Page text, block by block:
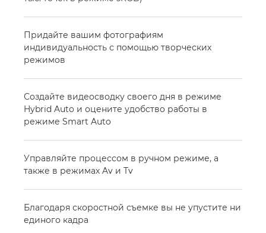
Придайте вашим фотографиям
индивидуальность с помощью творческих
режимов
Создайте видеосводку своего дня в режиме
Hybrid Auto и оцените удобство работы в
режиме Smart Auto
Управляйте процессом в ручном режиме, а
также в режимах Av и Tv
Благодаря скоростной съемке вы не упустите ни
единого кадра